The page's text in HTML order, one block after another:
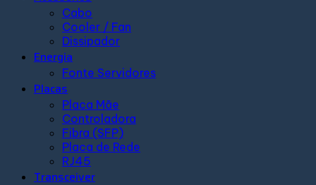
Cabo
Cooler / Fan
Dissipador
Energia
Fonte Servidores
Placas
Placa Mãe
Controladora
Fibra (SFP)
Placa de Rede
RJ45
Transceiver